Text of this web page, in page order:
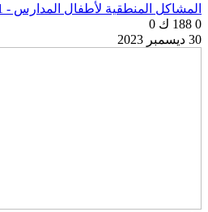
المشاكل المنطقية لأطفال المدارس - 11 مهمة براعة
0 188 ك
0
30 ديسمبر 2023